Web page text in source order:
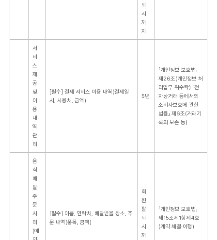
퇴
시
까
지
서
비
스
제
공
및
이
용
내
역
관
리
[필수] 결제 서비스 이용 내역(결제일
시, 사용처, 금액)
5년
「개인정보 보호법」
제26조(개인정보 처
리업무 위수탁) 「전
자상거래 등에서의
소비자보호에 관한
법률」 제6조(거래기
록의 보존 등)
음
식
배
달
주
문
처
리
(예
[필수] 이름, 연락처, 배달받을 장소, 주
문 내역(품목, 금액)
회
원
탈
퇴
시
까
「개인정보 보호법」
제15조제1항제4호
(계약 체결·이행)